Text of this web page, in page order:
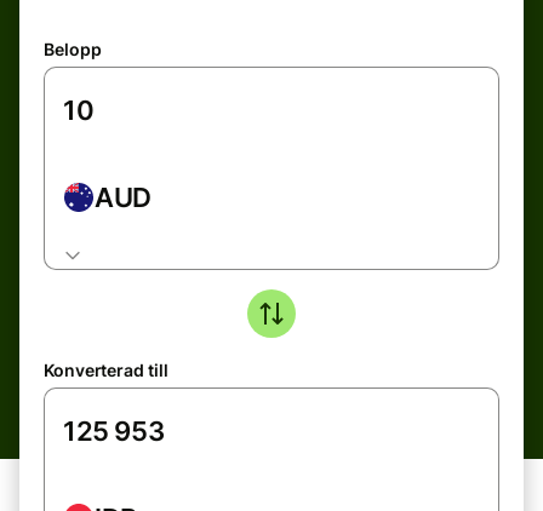
Belopp
AUD
Konverterad till